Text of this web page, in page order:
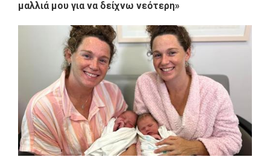
μαλλιά μου για να δείχνω νεότερη»